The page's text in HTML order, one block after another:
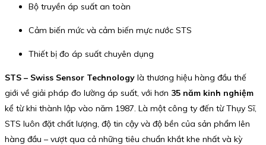
Bộ truyền áp suất an toàn
Cảm biến mức và cảm biến mực nước STS
Thiết bị đo áp suất chuyên dụng
STS – Swiss Sensor Technology là thương hiệu hàng đầu thế
giới về giải pháp đo lường áp suất, với hơn 35 năm kinh nghiệm
kể từ khi thành lập vào năm 1987. Là một công ty đến từ Thụy Sĩ,
STS luôn đặt chất lượng, độ tin cậy và độ bền của sản phẩm lên
hàng đầu – vượt qua cả những tiêu chuẩn khắt khe nhất và kỳ